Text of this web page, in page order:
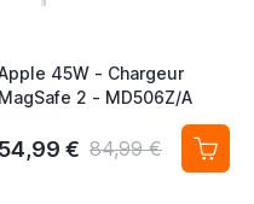
45W - Chargeur
MagSafe 2 - MD506Z/A
54,99 € 84,99 €